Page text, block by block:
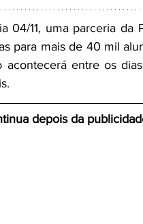
04/11, uma parceria
para mais de 40 mil
acontecerá entre os
depois da